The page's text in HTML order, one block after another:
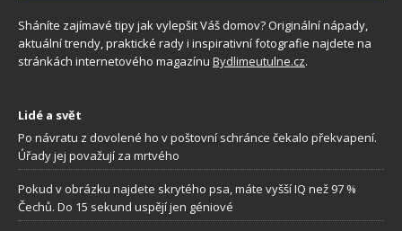
Sháníte zajímavé tipy jak vylepšit Váš domov? Originální nápady,
aktuální trendy, praktické rady i inspirativní fotografie najdete na
stránkách internetového magazínu Bydlimeutulne.cz.
Lidé a svět
Po návratu z dovolené ho v poštovní schránce čekalo překvapení.
Úřady jej považují za mrtvého
Pokud v obrázku najdete skrytého psa, máte vyšší IQ než 97 %
Čechů. Do 15 sekund uspějí jen géniové